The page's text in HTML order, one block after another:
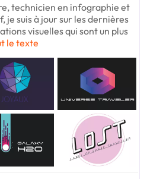
technicien en infographie et
je suis à jour sur les dernières
visuelles qui sont un plus
le texte